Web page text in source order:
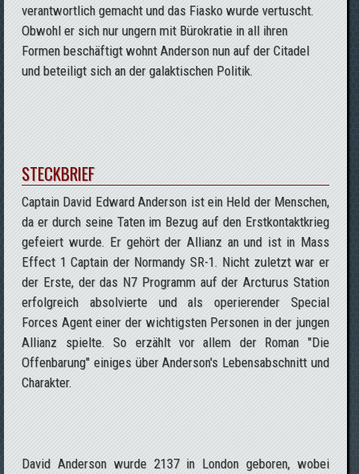
verantwortlich gemacht und das Fiasko wurde vertuscht.
Obwohl er sich nur ungern mit Bürokratie in all ihren
Formen beschäftigt wohnt Anderson nun auf der Citadel
und beteiligt sich an der galaktischen Politik.
STECKBRIEF
Captain David Edward Anderson ist ein Held der Menschen,
da er durch seine Taten im Bezug auf den Erstkontaktkrieg
gefeiert wurde. Er gehört der Allianz an und ist in Mass
Effect 1 Captain der Normandy SR-1. Nicht zuletzt war er
der Erste, der das N7 Programm auf der Arcturus Station
erfolgreich absolvierte und als operierender Special
Forces Agent einer der wichtigsten Personen in der jungen
Allianz spielte. So erzählt vor allem der Roman "Die
Offenbarung" einiges über Anderson's Lebensabschnitt und
Charakter.
David Anderson wurde 2137 in London geboren, wobei